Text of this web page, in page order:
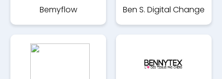
Bemyflow Ben S. Digital Change